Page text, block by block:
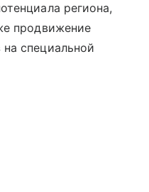
региона,
продвижение
специальной